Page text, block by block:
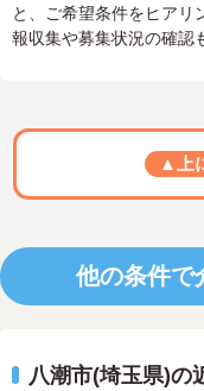
と、ご希望条件をヒアリ
報収集や募集状況の確認
▲上
他の条件で
八潮市(埼玉県)の